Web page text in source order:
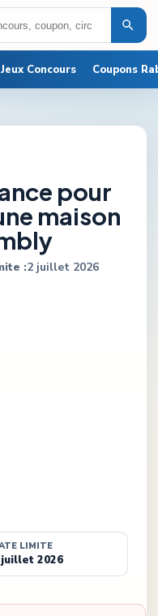
Jeux Concours Coupons
pour
maison
:2 juillet 2026
LIMITE
2026